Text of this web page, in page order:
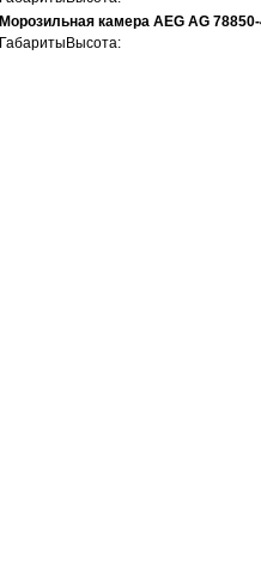
Морозильная камера AEG AG
ГабаритыВысота: